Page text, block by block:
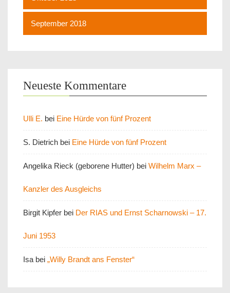
September 2018
Neueste Kommentare
Ulli E. bei Eine Hürde von fünf Prozent
S. Dietrich bei Eine Hürde von fünf Prozent
Angelika Rieck (geborene Hutter) bei Wilhelm Marx –
Kanzler des Ausgleichs
Birgit Kipfer bei Der RIAS und Ernst Scharnowski – 17.
Juni 1953
Isa bei „Willy Brandt ans Fenster“